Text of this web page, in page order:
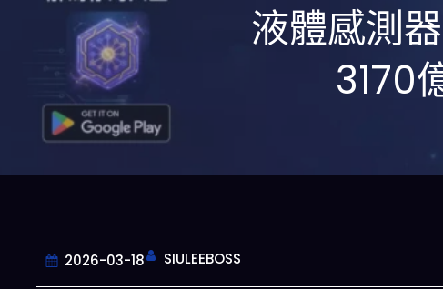
液體感測
3170
2026-03-18 SIULEEBOSS